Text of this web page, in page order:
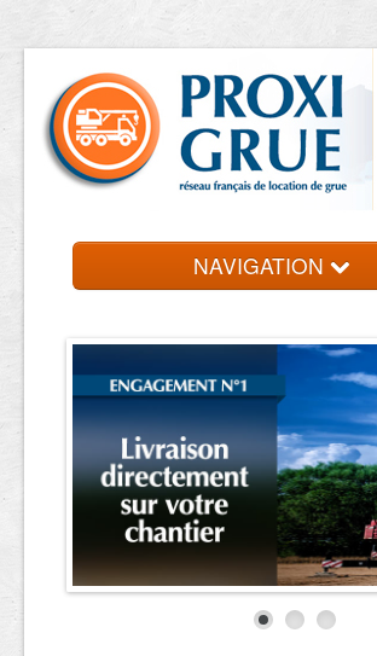
NAVIGATION